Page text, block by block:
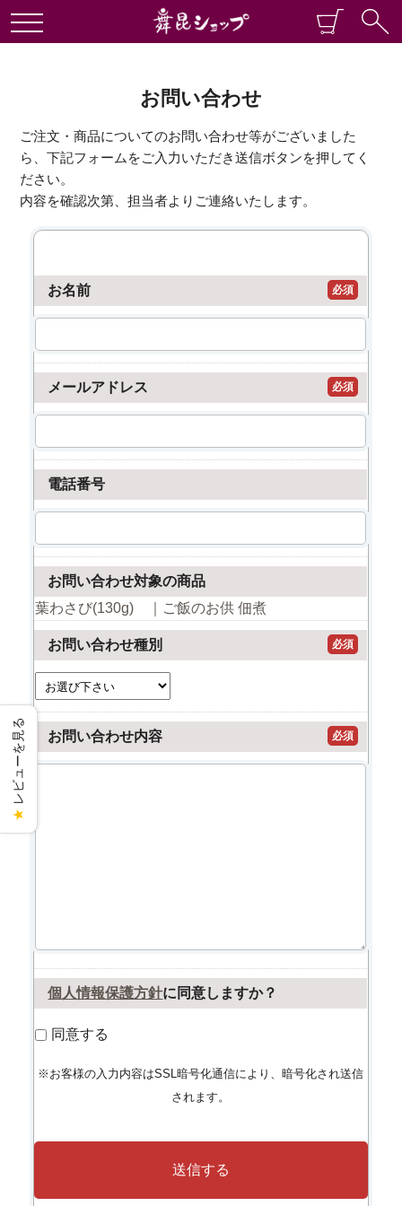
お問い合わせ
ご注文・商品についてのお問い合わせ等がございました
ら、下記フォームをご入力いただき送信ボタンを押してく
ださい。
内容を確認次第、担当者よりご連絡いたします。
お名前 必須
メールアドレス 必須
電話番号
お問い合わせ対象の商品
葉わさび(130g) ｜ご飯のお供 佃煮
お問い合わせ種別 必須
お問い合わせ内容 必須
個人情報保護方針に同意しますか？
同意する
※お客様の入力内容はSSL暗号化通信により、暗号化され送信
されます。
★
レビューを見る